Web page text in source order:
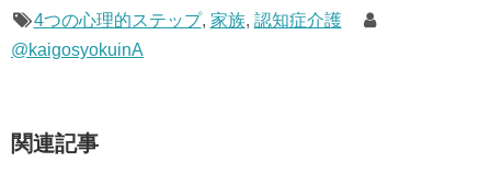
4つの心理的ステップ, 家族, 認知症介護
@kaigosyokuinA
関連記事